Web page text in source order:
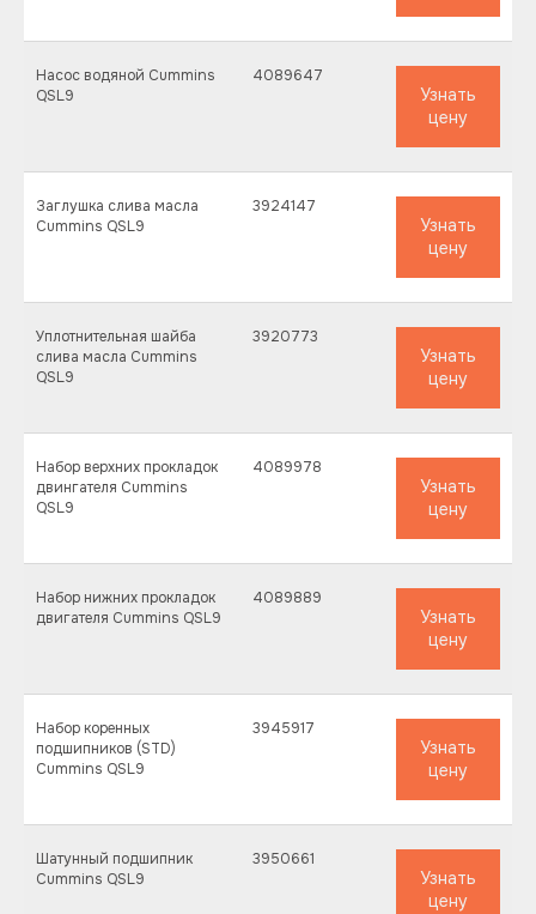
Насос водяной Cummins
QSL9
4089647
Узнать
цену
Заглушка слива масла
Cummins QSL9
3924147
Узнать
цену
Уплотнительная шайба
слива масла Cummins
QSL9
3920773
Узнать
цену
Набор верхних прокладок
двингателя Cummins
QSL9
4089978
Узнать
цену
Набор нижних прокладок
двигателя Cummins QSL9
4089889
Узнать
цену
Набор коренных
подшипников (STD)
Cummins QSL9
3945917
Узнать
цену
Шатунный подшипник
Cummins QSL9
3950661
Узнать
цену